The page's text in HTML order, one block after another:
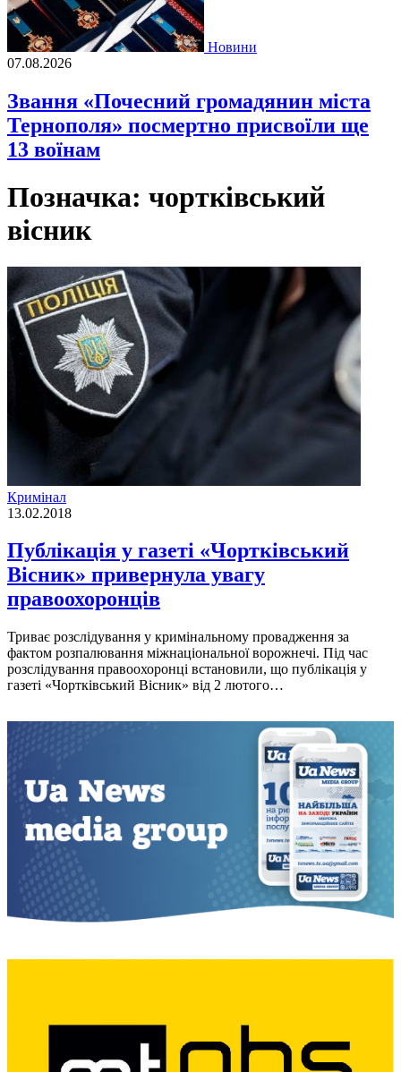
Новини
07.08.2026
Звання «Почесний громадянин міста
Тернополя» посмертно присвоїли ще
13 воїнам
Позначка: чортківський
вісник
Кримінал
13.02.2018
Публікація у газеті «Чортківський
Вісник» привернула увагу
правоохоронців
Триває розслідування у кримінальному провадження за
фактом розпалювання міжнаціональної ворожнечі. Під час
розслідування правоохоронці встановили, що публікація у
газеті «Чортківський Вісник» від 2 лютого…